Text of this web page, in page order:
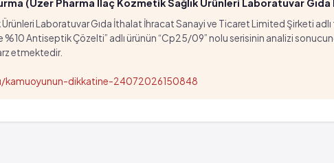
(Uzer Pharma İlaç Kozmetik Sağlık Ürünleri Laboratuvar
Laboratuvar Gıda İthalat İhracat Sanayi ve Ticaret Limited Şirketi
%10 Antiseptik Çözelti” adlı ürünün “Cp25/09” nolu serisinin analizi
etmektedir.
dikkatine-24072026150848